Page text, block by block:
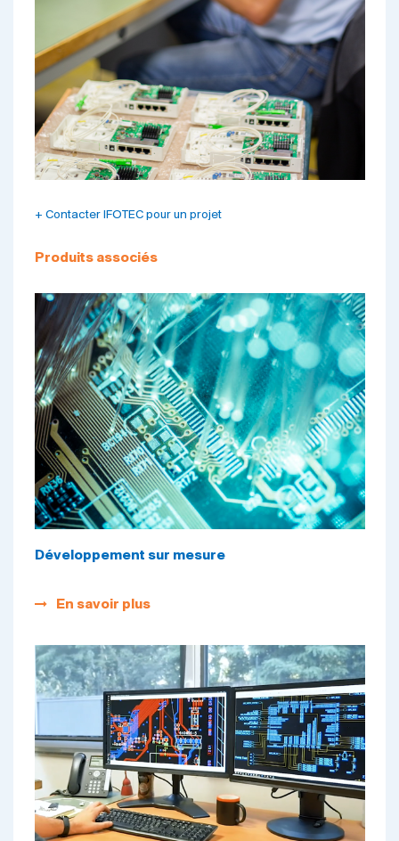
+ Contacter IFOTEC pour un projet
Produits associés
Développement sur mesure
En savoir plus